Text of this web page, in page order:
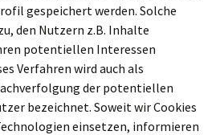
gespeichert werden. Solche
den Nutzern z.B. Inhalte
potentiellen Interessen
Verfahren wird auch als
der potentiellen
bezeichnet. Soweit wir Cookies
einsetzen, informieren